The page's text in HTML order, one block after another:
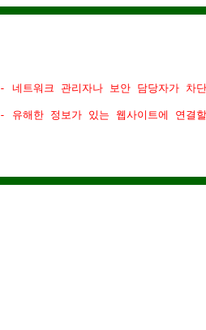
- 네트워크 관리자나 보안 담당자가 차
- 유해한 정보가 있는 웹사이트에 연결